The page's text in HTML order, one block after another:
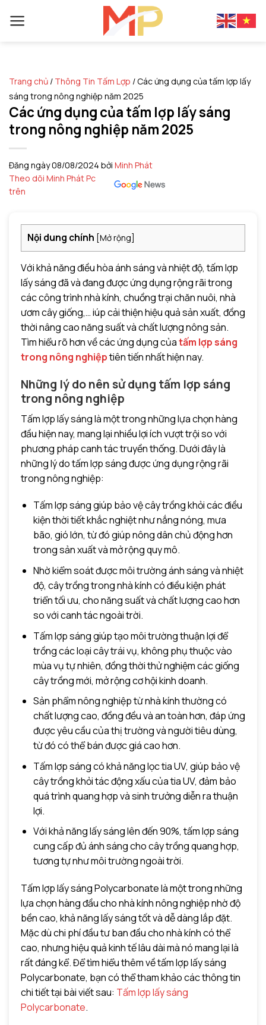
Trang chủ / Thông Tin Tấm Lợp /Các ứng dụng của tấm lợp lấy
sáng trong nông nghiệp năm 2025
Các ứng dụng của tấm lợp lấy sáng
trong nông nghiệp năm 2025
Đăng ngày08/08/2024 bởi Minh Phát
Theo dõi Minh Phát Pc
trên
Nội dung chính [Mở rộng]
Với khả năng điều hòa ánh sáng và nhiệt độ, tấm lợp
lấy sáng đã và đang được ứng dụng rộng rãi trong
các công trình nhà kính, chuồng trại chăn nuôi, nhà
ươm cây giống,… iúp cải thiện hiệu quả sản xuất, đồng
thời nâng cao năng suất và chất lượng nông sản.
Tìm hiểu rõ hơn về các ứng dụng củatấm lợp sáng
trong nông nghiệptiên tiến nhất hiện nay.
Những lý do nên sử dụng tấm lợp sáng
trong nông nghiệp
Tấm lợp lấy sáng là một trong những lựa chọn hàng
đầu hiện nay, mang lại nhiều lợi ích vượt trội so với
phương pháp canh tác truyền thống. Dưới đây là
những lý do tấm lợp sáng được ứng dụng rộng rãi
trong nông nghiệp:
Tấm lợp sáng giúp bảo vệ cây trồng khỏi các điều
kiện thời tiết khắc nghiệt như nắng nóng, mưa
bão, gió lớn, từ đó giúp nông dân chủ động hơn
trong sản xuất và mở rộng quy mô.
Nhờ kiểm soát được môi trường ánh sáng và nhiệt
độ, cây trồng trong nhà kính có điều kiện phát
triển tối ưu, cho năng suất và chất lượng cao hơn
so với canh tác ngoài trời.
Tấm lợp sáng giúp tạo môi trường thuận lợi để
trồng các loại cây trái vụ, không phụ thuộc vào
mùa vụ tự nhiên, đồng thời thử nghiệm các giống
cây trồng mới, mở rộng cơ hội kinh doanh.
Sản phẩm nông nghiệp từ nhà kính thường có
chất lượng cao, đồng đều và an toàn hơn, đáp ứng
được yêu cầu của thị trường và người tiêu dùng,
từ đó có thể bán được giá cao hơn.
Tấm lợp sáng có khả năng lọc tia UV, giúp bảo vệ
cây trồng khỏi tác động xấu của tia UV, đảm bảo
quá trình quang hợp và sinh trưởng diễn ra thuận
lợi.
Với khả năng lấy sáng lên đến 90%, tấm lợp sáng
cung cấp đủ ánh sáng cho cây trồng quang hợp,
tương tự như môi trường ngoài trời.
Tấm lợp lấy sáng Polycarbonate là một trong những
lựa chọn hàng đầu cho nhà kính nông nghiệp nhờ độ
bền cao, khả năng lấy sáng tốt và dễ dàng lắp đặt.
Mặc dù chi phí đầu tư ban đầu cho nhà kính có thể
cao, nhưng hiệu quả kinh tế lâu dài mà nó mang lại là
rất đáng kể. Để tìm hiểu thêm về tấm lợp lấy sáng
Polycarbonate, bạn có thể tham khảo các thông tin
chi tiết tại bài viết sau: Tấm lợp lấy sáng
Polycarbonate.